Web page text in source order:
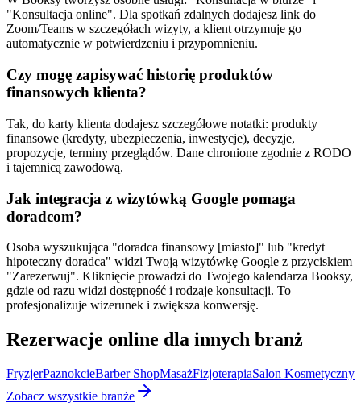
"Konsultacja online". Dla spotkań zdalnych dodajesz link do
Zoom/Teams w szczegółach wizyty, a klient otrzymuje go
automatycznie w potwierdzeniu i przypomnieniu.
Czy mogę zapisywać historię produktów
finansowych klienta?
Tak, do karty klienta dodajesz szczegółowe notatki: produkty
finansowe (kredyty, ubezpieczenia, inwestycje), decyzje,
propozycje, terminy przeglądów. Dane chronione zgodnie z RODO
i tajemnicą zawodową.
Jak integracja z wizytówką Google pomaga
doradcom?
Osoba wyszukująca "doradca finansowy [miasto]" lub "kredyt
hipoteczny doradca" widzi Twoją wizytówkę Google z przyciskiem
"Zarezerwuj". Kliknięcie prowadzi do Twojego kalendarza Booksy,
gdzie od razu widzi dostępność i rodzaje konsultacji. To
profesjonalizuje wizerunek i zwiększa konwersję.
Rezerwacje online dla innych branż
FryzjerPaznokcieBarber ShopMasażFizjoterapiaSalon Kosmetyczny
Zobacz wszystkie branże